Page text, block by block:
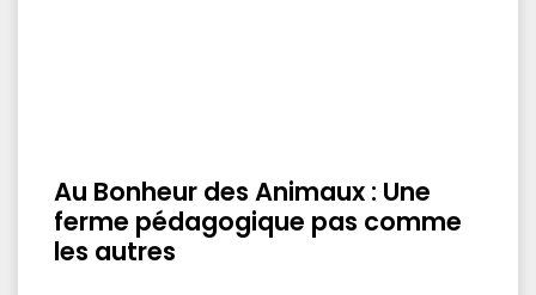
Au Bonheur des Animaux : Une
ferme pédagogique pas comme
les autres